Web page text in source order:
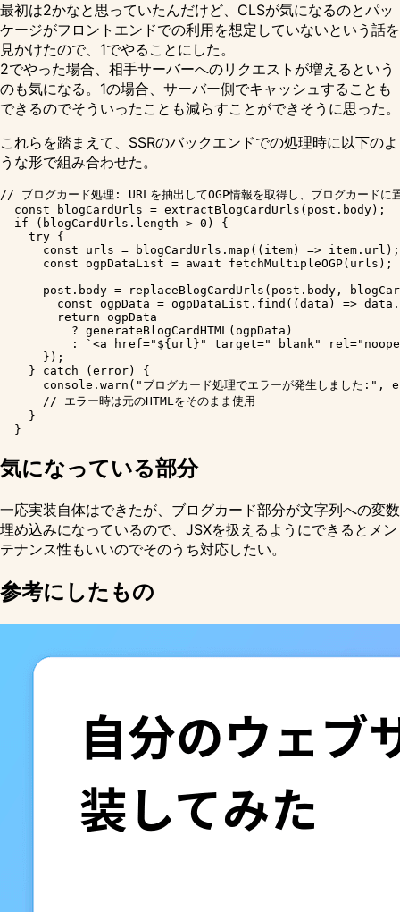
最初は2かなと思っていたんだけど、CLSが気になるのとパッ
ケージがフロントエンドでの利用を想定していないという話を
見かけたので、1でやることにした。
2でやった場合、相手サーバーへのリクエストが増えるという
のも気になる。1の場合、サーバー側でキャッシュすることも
できるのでそういったことも減らすことができそうに思った。
これらを踏まえて、SSRのバックエンドでの処理時に以下のよ
うな形で組み合わせた。
// ブログカード処理: URLを抽出してOGP情報を取得し、ブログカードに
  const blogCardUrls = extractBlogCardUrls(post.body);
  if (blogCardUrls.length > 0) {
    try {
      const urls = blogCardUrls.map((item) => item.url);
      const ogpDataList = await fetchMultipleOGP(urls);
post.body = replaceBlogCardUrls(post.body,
const ogpData = ogpDataList.find((data) =>
        return ogpData
          ? generateBlogCardHTML(ogpData)
: `<a href="${url}" target="_blank"
      });
    } catch (error) {
console.warn("ブログカード処理でエラーが発生しました:",
      // エラー時は元のHTMLをそのまま使用
    }
気になっている部分
一応実装自体はできたが、ブログカード部分が文字列への変数
埋め込みになっているので、JSXを扱えるようにできるとメン
テナンス性もいいのでそのうち対応したい。
参考にしたもの